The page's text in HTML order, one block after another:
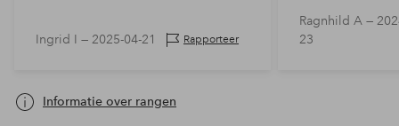
Ingrid I — 2025-04-21 Rapporteer
Ragnhild A —
23
Informatie over rangen